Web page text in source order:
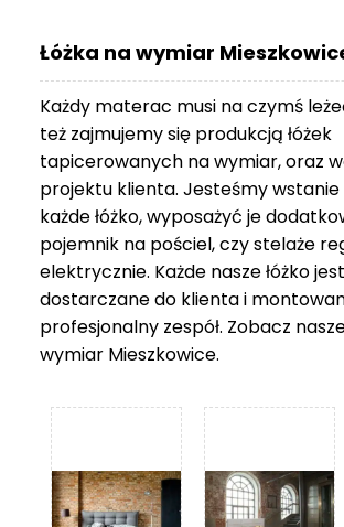
Łóżka na wymiar
Każdy materac musi na czymś
też zajmujemy się produkcją łóżek
tapicerowanych na wymiar, oraz
projektu klienta. Jesteśmy
każde łóżko, wyposażyć je
pojemnik na pościel, czy stelaże
elektrycznie. Każde nasze łóżko jest
dostarczane do klienta i
profesjonalny zespół. Zobacz
wymiar Mieszkowice.